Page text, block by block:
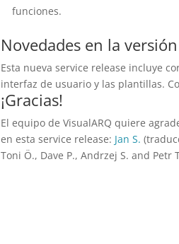
funciones.
Novedades en la
Esta nueva service release incluye
interfaz de usuario y las plantillas.
¡Gracias!
El equipo de VisualARQ quiere
en esta service release: Jan S.
Toni Ö., Dave P., Andrzej S. and Petr